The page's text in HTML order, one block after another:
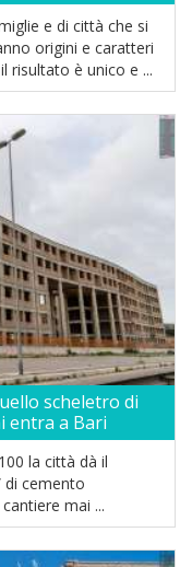
e di città che si
origini e caratteri
risultato è unico e ...
scheletro di
entra a Bari
la città dà il
di cemento
mai ...